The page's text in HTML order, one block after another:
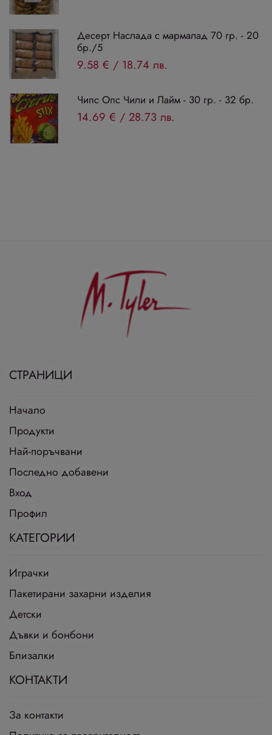
Десерт Наслада с мармалад 70 гр. - 20
бр./5
9.58 € / 18.74 лв.
Чипс Опс Чили и Лайм - 30 гр. - 32 бр.
14.69 € / 28.73 лв.
СТРАНИЦИ
Начало
Продукти
Най-поръчвани
Последно добавени
Вход
Профил
КАТЕГОРИИ
Играчки
Пакетирани захарни изделия
Детски
Дъвки и бонбони
Близалки
КОНТАКТИ
За контакти